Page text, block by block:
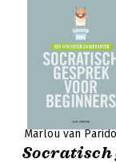
Marlou van
Socratisch